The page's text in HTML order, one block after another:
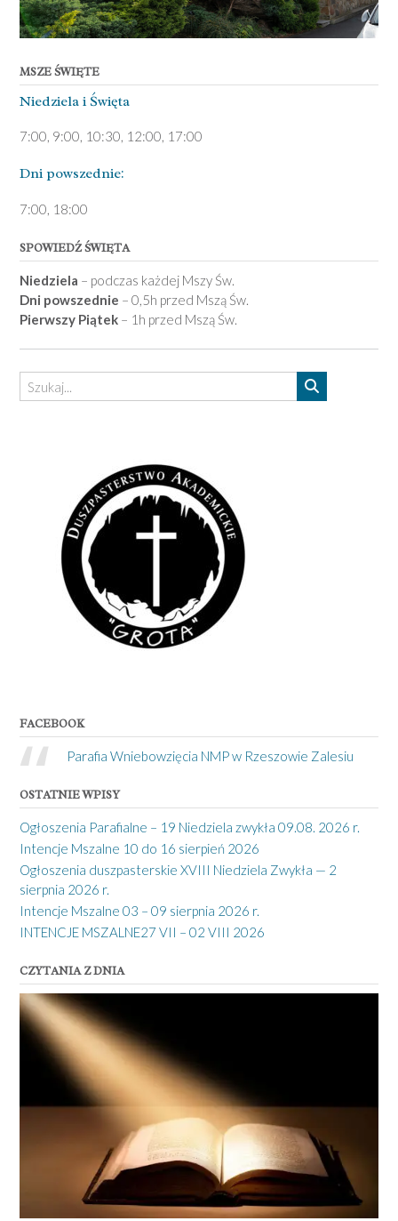
MSZE ŚWIĘTE
Niedziela ­i Święta
7:00, 9:00, 10:30, 12:00, 17:00
Dni pows­zednie:
7­:00, 18:00­
SPOWIEDŹ ŚWIĘTA
Niedziela – podczas każdej Mszy Św.
Dni powszednie – 0,5h przed Mszą Św.
Pierwszy Piątek – 1h przed Mszą Św.
FACEBOOK
Parafia Wniebowzięcia NMP w Rzeszowie Zalesiu
OSTATNIE WPISY
Ogłoszenia Parafialne – 19 Niedziela zwykła 09.08. 2026 r.
Intencje Mszalne 10 do 16 sierpień 2026
Ogłoszenia duszpasterskie XVIII Niedziela Zwykła — 2
sierpnia 2026 r.
Intencje Mszalne 03 – 09 sierpnia 2026 r.
INTENCJE MSZALNE27 VII – 02 VIII 2026
CZYTANIA Z DNIA